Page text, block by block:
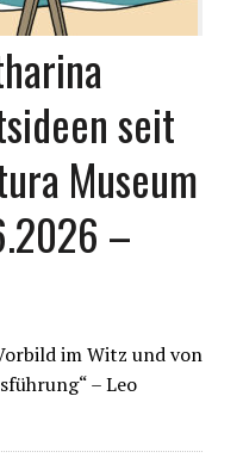
seit
Museum
–
im Witz und von
– Leo